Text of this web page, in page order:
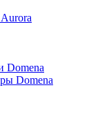
Domena
Domena